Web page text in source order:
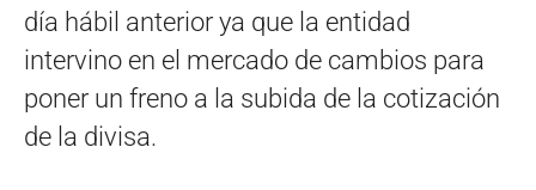
día hábil anterior ya que la entidad
intervino en el mercado de cambios para
poner un freno a la subida de la cotización
de la divisa.